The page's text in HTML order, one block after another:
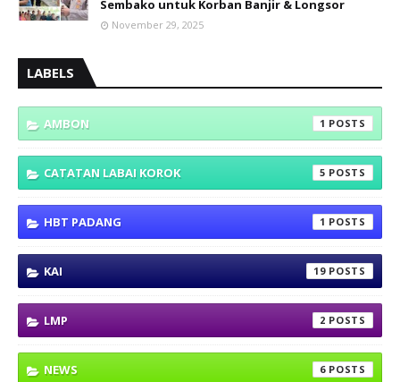
Sembako untuk Korban Banjir & Longsor
November 29, 2025
LABELS
AMBON 1
CATATAN LABAI KOROK 5
HBT PADANG 1
KAI 19
LMP 2
NEWS 6